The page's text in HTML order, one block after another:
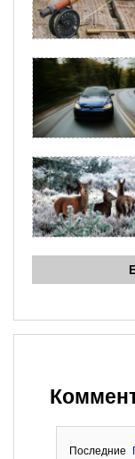
Последние